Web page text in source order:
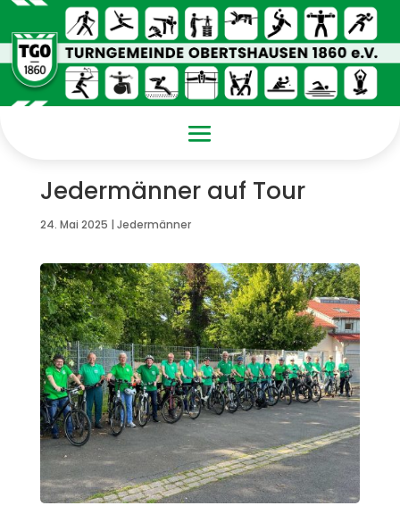
Jedermänner auf Tour
24. Mai 2025 | Jedermänner